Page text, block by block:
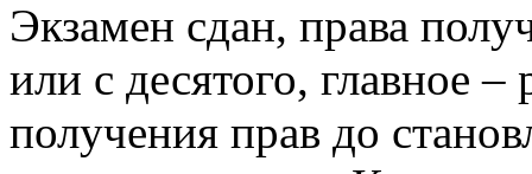
Экзамен сдан, права
или с десятого, главное
получения прав до